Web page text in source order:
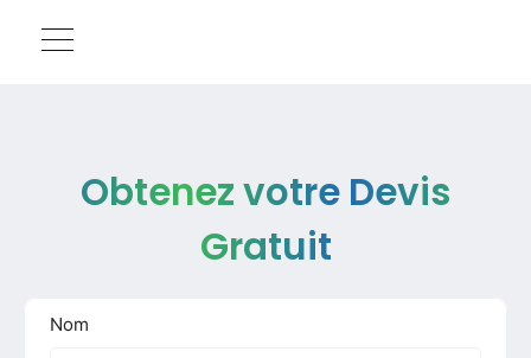
Obtenez votre Devis
Gratuit